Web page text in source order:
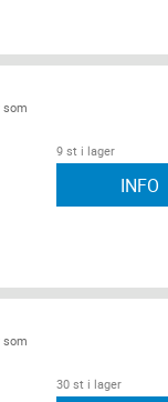
som
9 st i lager
INFO
som
30 st i lager